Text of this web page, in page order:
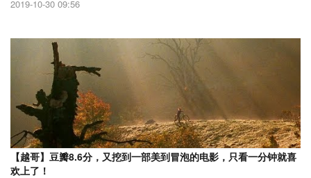
2019-10-30 09:56
【越哥】豆瓣8.6分，又挖到一部美到冒泡的电影，只看一分钟就喜
欢上了！